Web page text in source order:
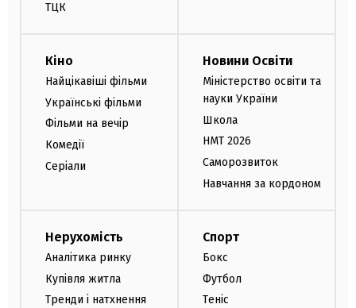
ТЦК
Кіно
Найцікавіші фільми
Українські фільми
Фільми на вечір
Комедії
Серіали
Новини Освіти
Міністерство освіти та
науки України
Школа
НМТ 2026
Саморозвиток
Навчання за кордоном
Нерухомість
Аналітика ринку
Купівля житла
Тренди і натхнення
Спорт
Бокс
Футбол
Теніс